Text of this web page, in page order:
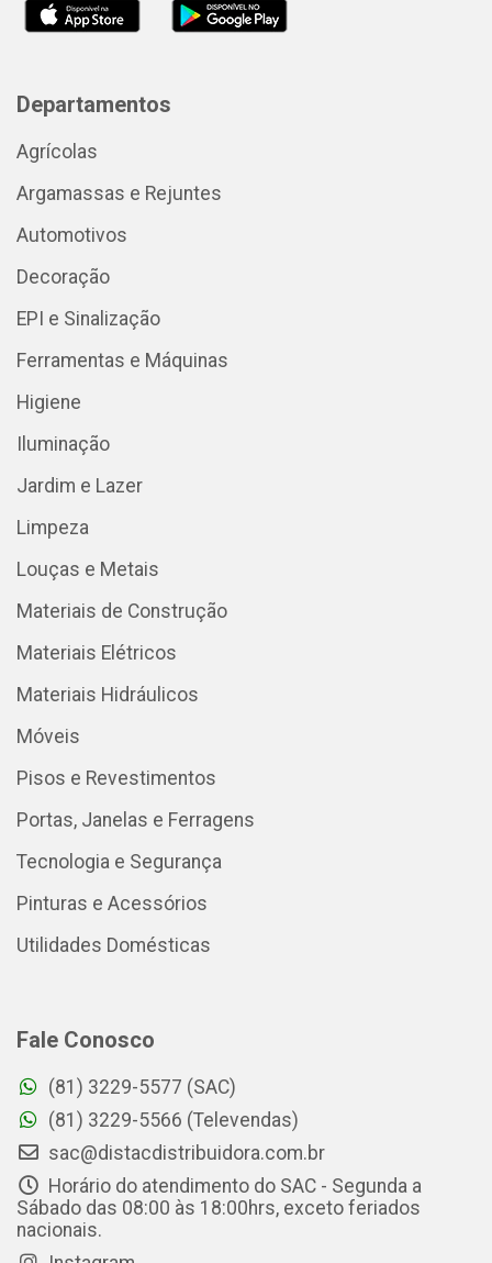
Departamentos
Agrícolas
Argamassas e Rejuntes
Automotivos
Decoração
EPI e Sinalização
Ferramentas e Máquinas
Higiene
Iluminação
Jardim e Lazer
Limpeza
Louças e Metais
Materiais de Construção
Materiais Elétricos
Materiais Hidráulicos
Móveis
Pisos e Revestimentos
Portas, Janelas e Ferragens
Tecnologia e Segurança
Pinturas e Acessórios
Utilidades Domésticas
Fale Conosco
(81) 3229-5577 (SAC)
(81) 3229-5566 (Televendas)
sac@distacdistribuidora.com.br
Horário do atendimento do SAC - Segunda a
Sábado das 08:00 às 18:00hrs, exceto feriados
nacionais.